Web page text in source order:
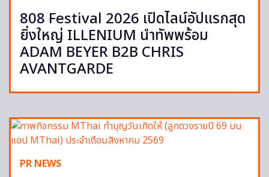
808 Festival 2026 เปิดไลน์อัปแรกสุด
ยิ่งใหญ่ ILLENIUM นำทัพพร้อม
ADAM BEYER B2B CHRIS
AVANTGARDE
PR NEWS